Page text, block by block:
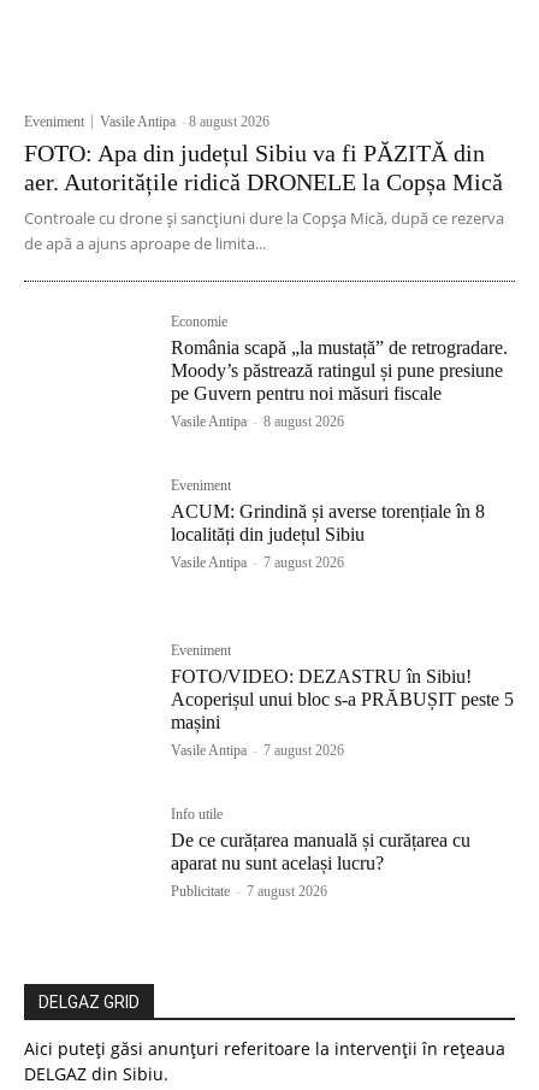
Eveniment Vasile Antipa -8 august 2026
FOTO: Apa din județul Sibiu va fi PĂZITĂ din
aer. Autoritățile ridică DRONELE la Copșa Mică
Controale cu drone și sancțiuni dure la Copșa Mică, după ce rezerva
de apă a ajuns aproape de limita...
Economie
România scapă „la mustață” de retrogradare.
Moody’s păstrează ratingul și pune presiune
pe Guvern pentru noi măsuri fiscale
Vasile Antipa - 8 august 2026
Eveniment
ACUM: Grindină și averse torențiale în 8
localități din județul Sibiu
Vasile Antipa - 7 august 2026
Eveniment
FOTO/VIDEO: DEZASTRU în Sibiu!
Acoperișul unui bloc s-a PRĂBUȘIT peste 5
mașini
Vasile Antipa - 7 august 2026
Info utile
De ce curățarea manuală și curățarea cu
aparat nu sunt același lucru?
Publicitate - 7 august 2026
DELGAZ GRID
Aici puteți găsi anunțuri referitoare la intervenții în rețeaua
DELGAZ din Sibiu.